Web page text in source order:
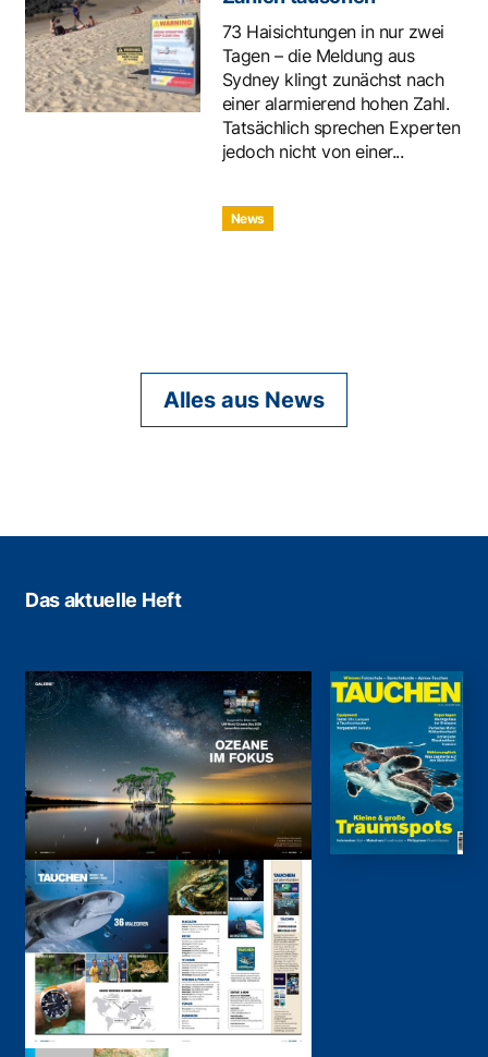
73 Haisichtungen in nur zwei
Tagen – die Meldung aus
Sydney klingt zunächst nach
einer alarmierend hohen Zahl.
Tatsächlich sprechen Experten
jedoch nicht von einer...
News
Alles aus News
Das aktuelle Heft